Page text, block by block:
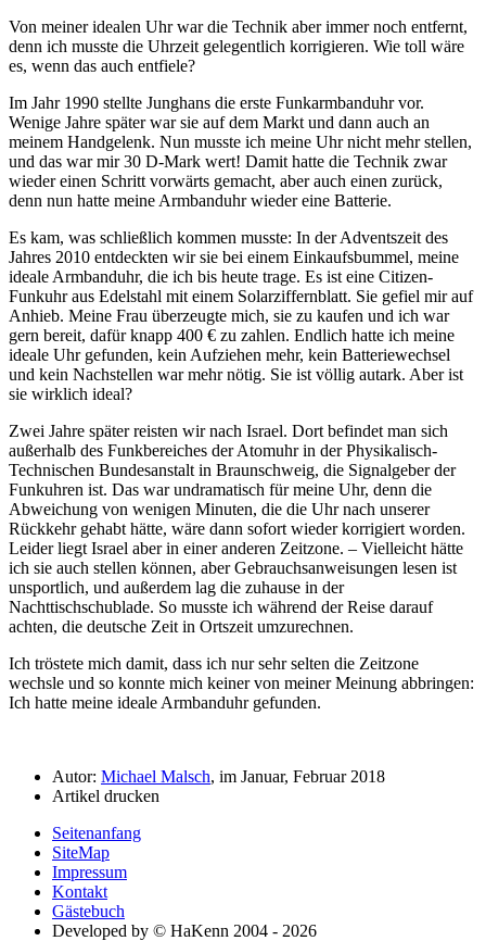
Von meiner idealen Uhr war die Technik aber immer noch entfernt,
denn ich musste die Uhrzeit gelegentlich korrigieren. Wie toll wäre
es, wenn das auch entfiele?
Im Jahr 1990 stellte Junghans die erste Funkarmbanduhr vor.
Wenige Jahre später war sie auf dem Markt und dann auch an
meinem Handgelenk. Nun musste ich meine Uhr nicht mehr stellen,
und das war mir 30 D-Mark wert! Damit hatte die Technik zwar
wieder einen Schritt vorwärts gemacht, aber auch einen zurück,
denn nun hatte meine Armbanduhr wieder eine Batterie.
Es kam, was schließlich kommen musste: In der Adventszeit des
Jahres 2010 entdeckten wir sie bei einem Einkaufsbummel, meine
ideale Armbanduhr, die ich bis heute trage. Es ist eine Citizen-
Funkuhr aus Edelstahl mit einem Solarziffernblatt. Sie gefiel mir auf
Anhieb. Meine Frau überzeugte mich, sie zu kaufen und ich war
gern bereit, dafür knapp 400 € zu zahlen. Endlich hatte ich meine
ideale Uhr gefunden, kein Aufziehen mehr, kein Batteriewechsel
und kein Nachstellen war mehr nötig. Sie ist völlig autark. Aber ist
sie wirklich ideal?
Zwei Jahre später reisten wir nach Israel. Dort befindet man sich
außerhalb des Funkbereiches der Atomuhr in der Physikalisch-
Technischen Bundesanstalt in Braunschweig, die Signalgeber der
Funkuhren ist. Das war undramatisch für meine Uhr, denn die
Abweichung von wenigen Minuten, die die Uhr nach unserer
Rückkehr gehabt hätte, wäre dann sofort wieder korrigiert worden.
Leider liegt Israel aber in einer anderen Zeitzone. – Vielleicht hätte
ich sie auch stellen können, aber Gebrauchsanweisungen lesen ist
unsportlich, und außerdem lag die zuhause in der
Nachttischschublade. So musste ich während der Reise darauf
achten, die deutsche Zeit in Ortszeit umzurechnen.
Ich tröstete mich damit, dass ich nur sehr selten die Zeitzone
wechsle und so konnte mich keiner von meiner Meinung abbringen:
Ich hatte meine ideale Armbanduhr gefunden.
Autor: Michael Malsch, im Januar, Februar 2018
Artikel drucken
Seitenanfang
SiteMap
Impressum
Kontakt
Gästebuch
Developed by © HaKenn 2004 - 2026